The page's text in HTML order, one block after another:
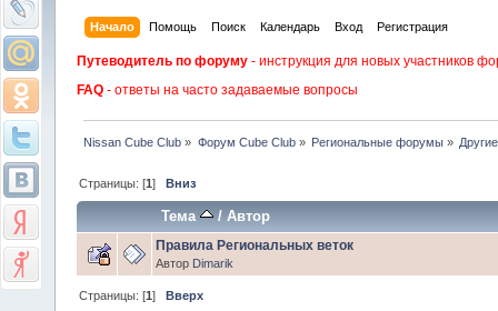
Начало Помощь Поиск Календарь Вход Регистрация
Путеводитель по форуму - инструкция для новых участников
FAQ - ответы на часто задаваемые вопросы
Nissan Cube Club » Форум Cube Club» Региональные форумы»
Страницы: [1]Вниз
Тема /Автор
Правила Региональных веток
Автор Dimarik
Страницы: [1]Вверх